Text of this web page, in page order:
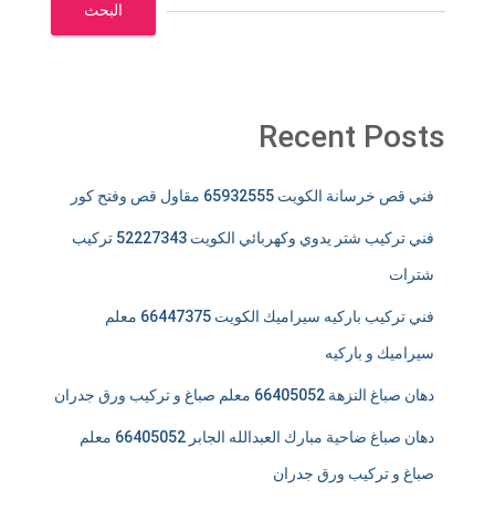
البحث
Recent Posts
فني قص خرسانة الكويت 65932555 مقاول قص وفتح كور
فني تركيب شتر يدوي وكهربائي الكويت 52227343 تركيب
شترات
فني تركيب باركيه سيراميك الكويت 66447375 معلم
سيراميك و باركيه
دهان صباغ النزهة 66405052 معلم صباغ و تركيب ورق جدران
دهان صباغ ضاحية مبارك العبدالله الجابر 66405052 معلم
صباغ و تركيب ورق جدران